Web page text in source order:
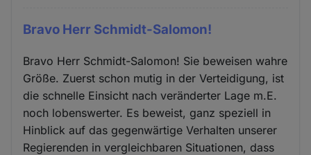
Bravo Herr Schmidt-Salomon!
Bravo Herr Schmidt-Salomon! Sie beweisen wahre
Größe. Zuerst schon mutig in der Verteidigung, ist
die schnelle Einsicht nach veränderter Lage m.E.
noch lobenswerter. Es beweist, ganz speziell in
Hinblick auf das gegenwärtige Verhalten unserer
Regierenden in vergleichbaren Situationen, dass